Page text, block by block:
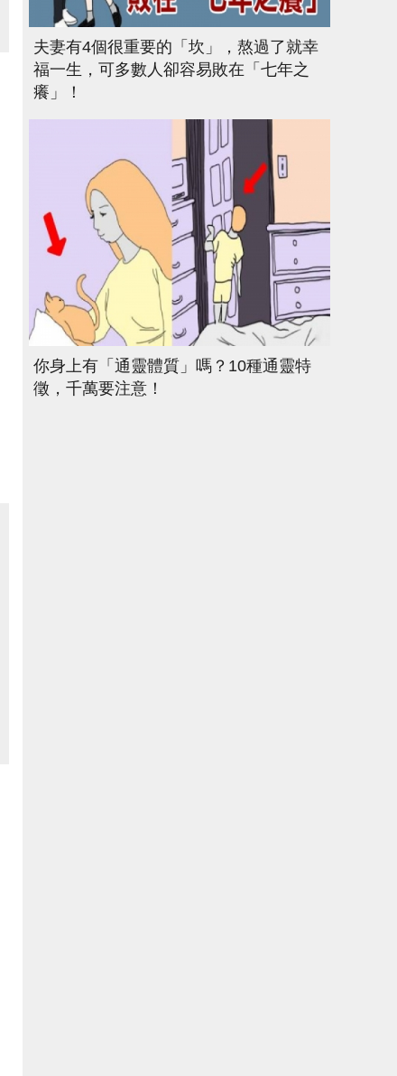
夫妻有4個很重要的「坎」，熬過了就幸
福一生，可多數人卻容易敗在「七年之
癢」！
你身上有「通靈體質」嗎？10種通靈特
徵，千萬要注意！